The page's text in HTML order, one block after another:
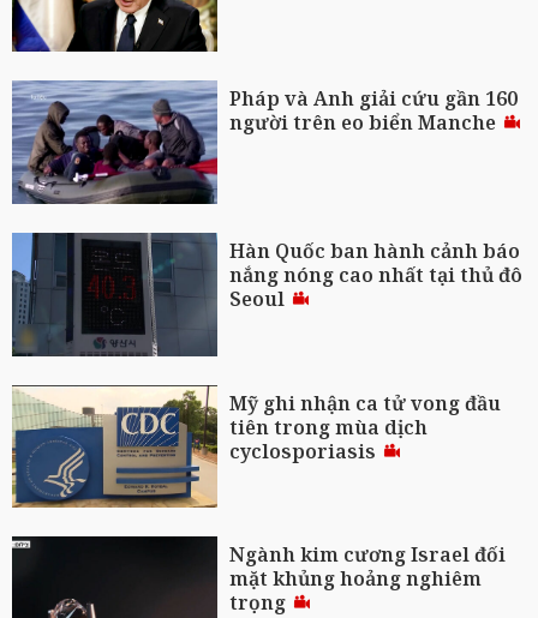
Pháp và Anh giải cứu gần 160
người trên eo biển Manche
Hàn Quốc ban hành cảnh báo
nắng nóng cao nhất tại thủ đô
Seoul
Mỹ ghi nhận ca tử vong đầu
tiên trong mùa dịch
cyclosporiasis
Ngành kim cương Israel đối
mặt khủng hoảng nghiêm
trọng